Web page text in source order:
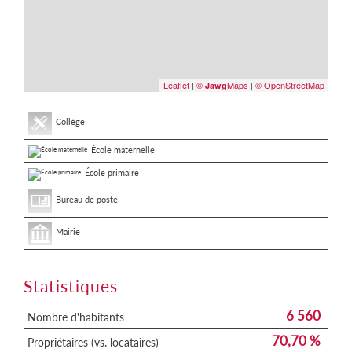
Leaflet | © JawgMaps | © OpenStreetMap
Collège
École maternelle
École primaire
Bureau de poste
Mairie
Statistiques
Nombre d'habitants 6 560
Propriétaires (vs. locataires) 70,70 %